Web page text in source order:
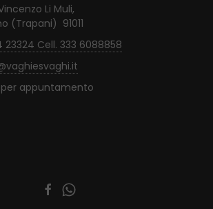
Li Muli,
(Trapani) 91011
23324 Cell. 333 6088858
per appuntamento